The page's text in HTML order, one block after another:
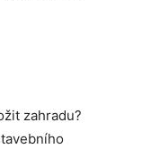
zahradu?